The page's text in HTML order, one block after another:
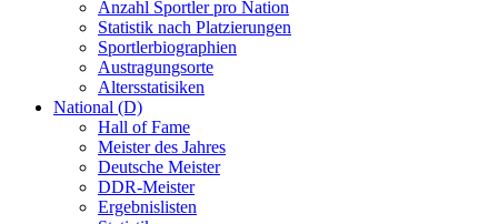
Anzahl Sportler pro Nation
Statistik nach Platzierungen
Sportlerbiographien
Austragungsorte
Altersstatisiken
National (D)
Hall of Fame
Meister des Jahres
Deutsche Meister
DDR-Meister
Ergebnislisten